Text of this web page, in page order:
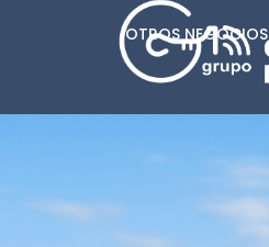
OTROS NEGOCIOS